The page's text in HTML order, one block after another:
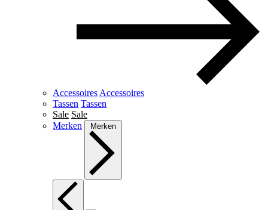
Accessoires Accessoires
Tassen Tassen
Sale Sale
Merken
Merken